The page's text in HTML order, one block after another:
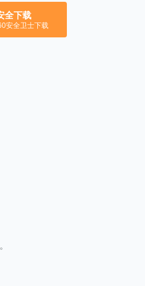
全下载
安全卫士下载